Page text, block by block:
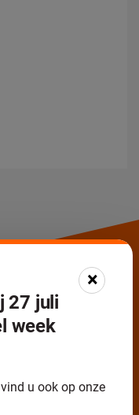
27 juli
week
×
u ook op onze